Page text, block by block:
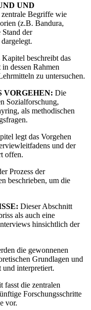
UND
Begriffe wie
(z.B. Bandura,
der
Kapitel beschreibt das
dessen Rahmen
zu untersuchen.
VORGEHEN: Die
Sozialforschung,
als methodischen
legt das Vorgehen
und der
offen.
Prozess der
beschrieben, um die
Dieser Abschnitt
als auch eine
hinsichtlich der
die gewonnenen
Grundlagen und
und interpretiert.
fasst die zentralen
Forschungsschritte
vor.